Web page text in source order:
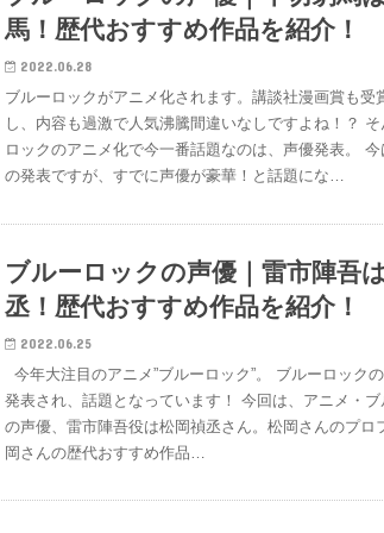
馬！歴代おすすめ作品を紹介！
2022.06.28
ブルーロックがアニメ化されます。講談社漫画賞も受
し、内容も過激で人気沸騰間違いなしですよね！？
ロックのアニメ化で今一番話題なのは、声優発表。
の発表ですが、すでに声優が豪華！と話題にな…
ブルーロックの声優｜雷市陣吾
丞！歴代おすすめ作品を紹介！
2022.06.25
今年大注目のアニメ”ブルーロック”。 ブルーロック
発表され、話題となっています！ 今回は、アニメ・ブ
の声優、雷市陣吾役は松岡禎丞さん。松岡さんのプロ
岡さんの歴代おすすめ作品…